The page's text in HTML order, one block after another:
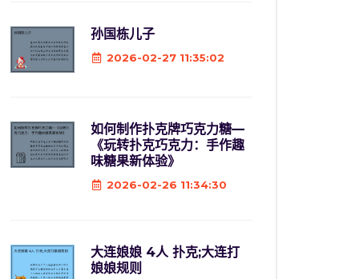
孙国栋儿子
2026-02-27 11:35:02
如何制作扑克牌巧克力糖—
《玩转扑克巧克力：手作趣
味糖果新体验》
2026-02-26 11:34:30
大连娘娘 4人 扑克;大连打
娘娘规则